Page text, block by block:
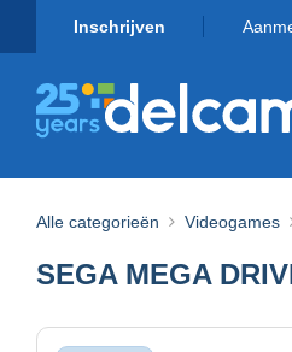
Inschrijven
Alle categorieën Videogames
SEGA MEGA